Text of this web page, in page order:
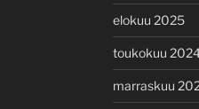
elokuu 2025
toukokuu
marraskuu